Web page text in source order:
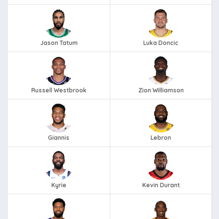
Jason Tatum Luka Doncic
Russell Westbrook Zion Williamson
Giannis Lebron
Kyrie Kevin Durant